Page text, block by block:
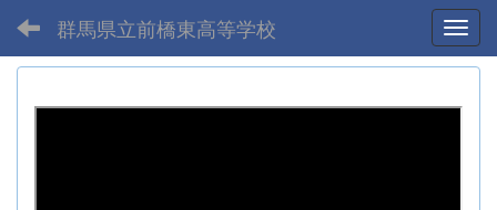
群馬県立前橋東高等学校